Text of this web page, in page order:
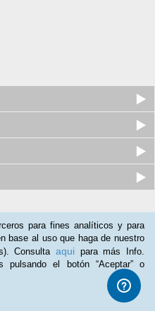
gráfico que, como en mi
día en las novedades de los
trabajos de diseño y
para fines analíticos y para
base al uso que haga de nuestro
Consulta aqui para más Info.
pulsando el botón “Aceptar” o